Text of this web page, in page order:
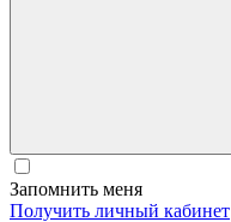
Запомнить меня
Получить личный кабинет